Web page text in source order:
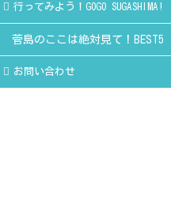
行ってみよう！GOGO SUGASHIMA!
菅島のここは絶対見て！BEST5
お問い合わせ